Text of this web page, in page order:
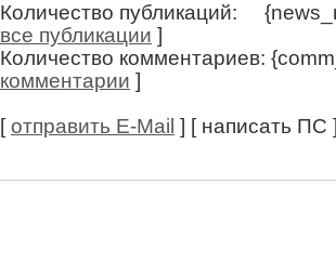
Количество публикаций:
все публикации ]
Количество комментариев:
комментарии ]
[отправить E-Mail ] [ написать ПС